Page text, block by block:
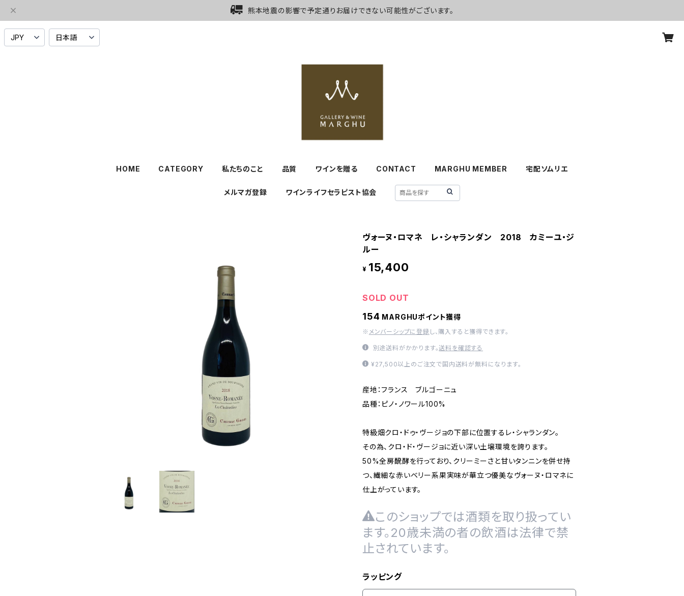
熊本地震の影響で予定通りお届けできない可能性がございます。
HOME CATEGORY 私たちのこと 品質 ワインを贈る CONTACT MARGHU MEMBER 宅配ソムリエ
メルマガ登録 ワインライフセラピスト協会
ヴォーヌ・ロマネ レ・シャランダン 2018 カミーユ・ジ
ルー
¥ 15,400
SOLD OUT
154 MARGHUポイント獲得
※ メンバーシップに登録 し、購入すると獲得できます。
別途送料がかかります。送料を確認する
¥27,500以上のご注文で国内送料が無料になります。
産地：フランス ブルゴーニュ
品種：ピノ・ノワール100%
特級畑クロ・ドゥ・ヴージョの下部に位置するレ・シャランダン。
その為、クロ・ド・ヴージョに近い深い土壌環境を誇ります。
50%全房醗酵を行っており、クリーミーさと甘いタンニンを併せ持
つ、繊細な赤いベリー系果実味が華立つ優美なヴォーヌ・ロマネに
仕上がっています。
このショップでは酒類を取り扱ってい
ます。20歳未満の者の飲酒は法律で禁
止されています。
ラッピング